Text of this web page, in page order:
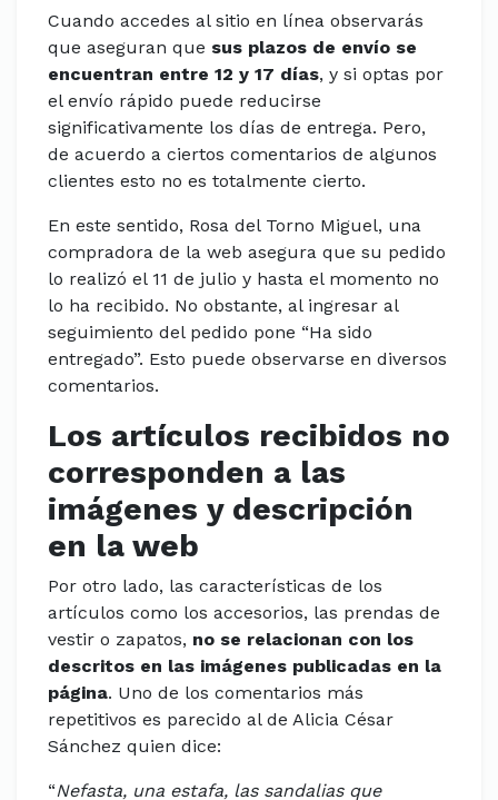
Cuando accedes al sitio en línea observarás
que aseguran que sus plazos de envío se
encuentran entre 12 y 17 días, y si optas por
el envío rápido puede reducirse
significativamente los días de entrega. Pero,
de acuerdo a ciertos comentarios de algunos
clientes esto no es totalmente cierto.
En este sentido, Rosa del Torno Miguel, una
compradora de la web asegura que su pedido
lo realizó el 11 de julio y hasta el momento no
lo ha recibido. No obstante, al ingresar al
seguimiento del pedido pone “Ha sido
entregado”. Esto puede observarse en diversos
comentarios.
Los artículos recibidos no
corresponden a las
imágenes y descripción
en la web
Por otro lado, las características de los
artículos como los accesorios, las prendas de
vestir o zapatos, no se relacionan con los
descritos en las imágenes publicadas en la
página. Uno de los comentarios más
repetitivos es parecido al de Alicia César
Sánchez quien dice:
“Nefasta, una estafa, las sandalias que